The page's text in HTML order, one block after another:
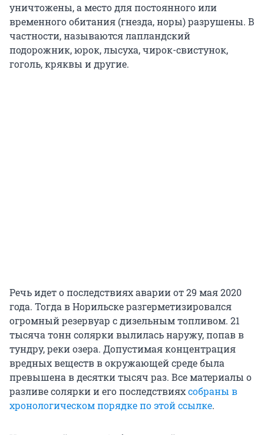
уничтожены, а место для постоянного или
временного обитания (гнезда, норы) разрушены. В
частности, называются лапландский
подорожник, юрок, лысуха, чирок-свистунок,
гоголь, кряквы и другие.
Речь идет о последствиях аварии от 29 мая 2020
года. Тогда в Норильске разгерметизировался
огромный резервуар с дизельным топливом. 21
тысяча тонн солярки вылилась наружу, попав в
тундру, реки озера. Допустимая концентрация
вредных веществ в окружающей среде была
превышена в десятки тысяч раз. Все материалы о
разливе солярки и его последствияхсобраны в
хронологическом порядке по этой ссылке.